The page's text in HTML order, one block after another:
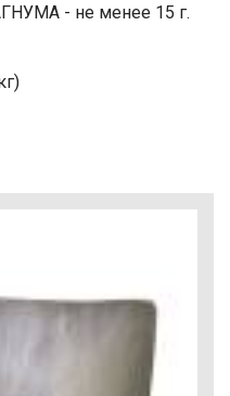
- не менее 15 г.